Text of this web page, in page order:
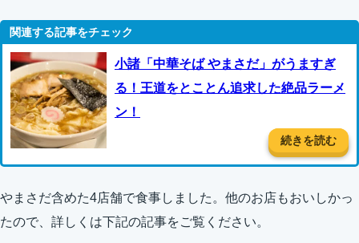
小諸「中華そば やまさだ」がうますぎ
る！王道をとことん追求した絶品ラーメ
ン！
続きを読む
やまさだ含めた4店舗で食事しました。他のお店もおいしかっ
たので、詳しくは下記の記事をご覧ください。